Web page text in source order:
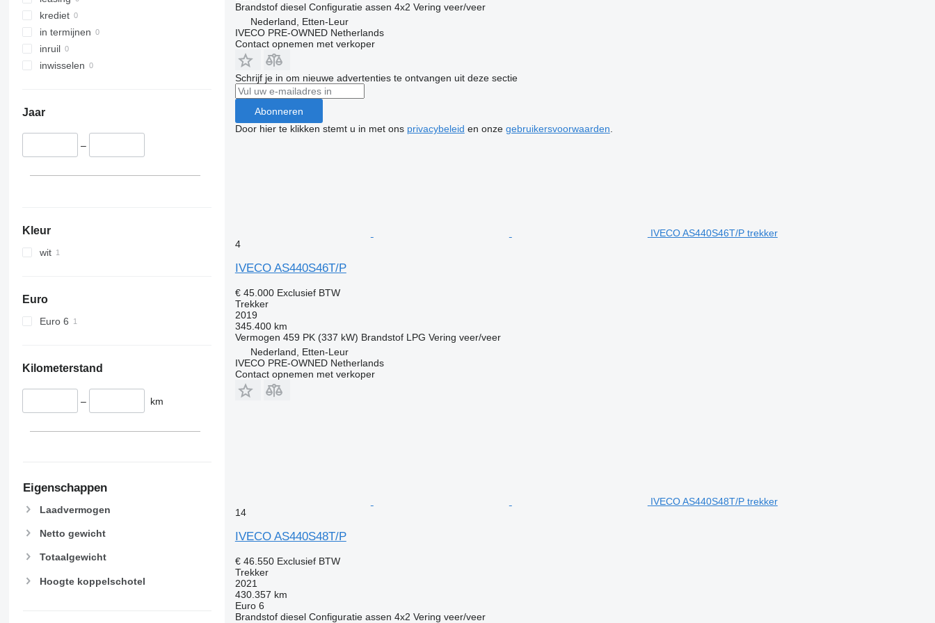
krediet
in termijnen
inruil
inwisselen
Jaar
–
Kleur
wit
Euro
Euro 6
Kilometerstand
– km
Eigenschappen
Laadvermogen
Netto gewicht
Totaalgewicht
Hoogte koppelschotel
Brandstof diesel Configuratie assen 4x2 Vering veer/veer
Nederland, Etten-Leur
IVECO PRE-OWNED Netherlands
Contact opnemen met verkoper
Schrijf je in om nieuwe advertenties te ontvangen uit deze sectie
Abonneren
Door hier te klikken stemt u in met ons privacybeleid en onze gebruikersvoorwaarden
IVECO AS440S46T/P trekker
4
IVECO AS440S46T/P
€ 45.000 Exclusief BTW
Trekker
2019
345.400 km
Vermogen 459 PK (337 kW) Brandstof LPG Vering veer/veer
Nederland, Etten-Leur
IVECO PRE-OWNED Netherlands
Contact opnemen met verkoper
IVECO AS440S48T/P trekker
14
IVECO AS440S48T/P
€ 46.550 Exclusief BTW
Trekker
2021
430.357 km
Euro 6
Brandstof diesel Configuratie assen 4x2 Vering veer/veer